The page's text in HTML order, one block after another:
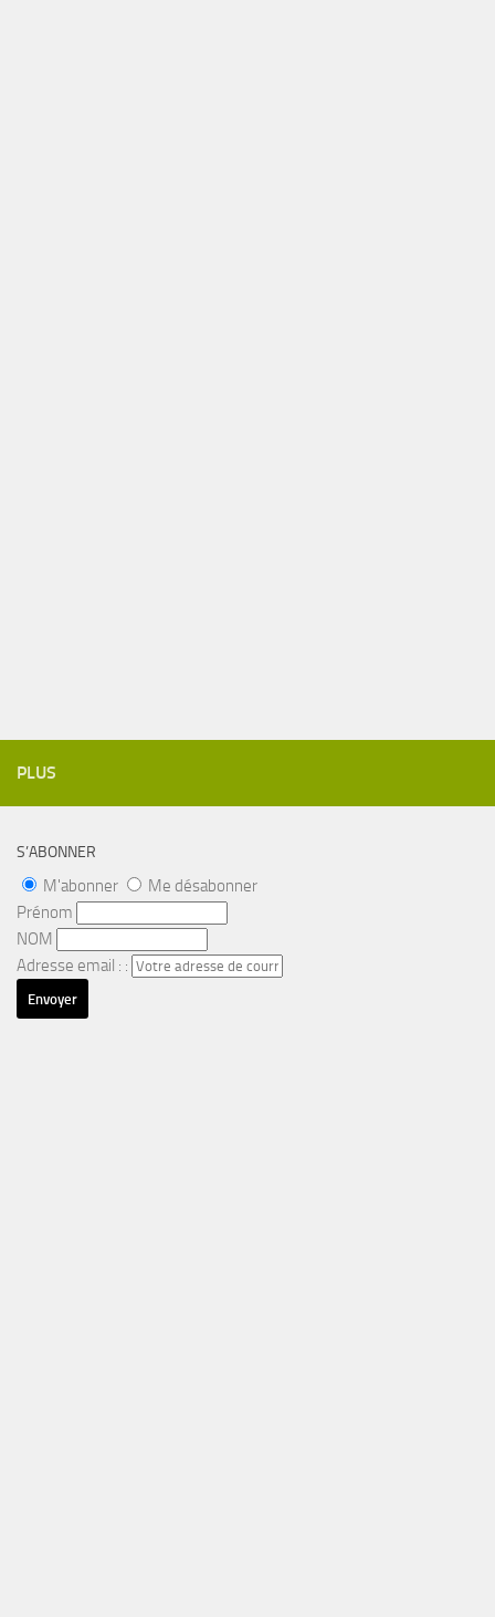
PLUS
S’ABONNER
M'abonner
Me désabonner
Prénom
NOM
Adresse email : :